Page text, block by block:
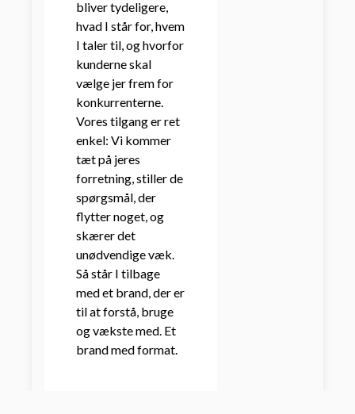
bliver tydeligere,
hvad I står for, hvem
I taler til, og hvorfor
kunderne skal
vælge jer frem for
konkurrenterne.
Vores tilgang er ret
enkel: Vi kommer
tæt på jeres
forretning, stiller de
spørgsmål, der
flytter noget, og
skærer det
unødvendige væk.
Så står I tilbage
med et brand, der er
til at forstå, bruge
og vækste med. Et
brand med format.